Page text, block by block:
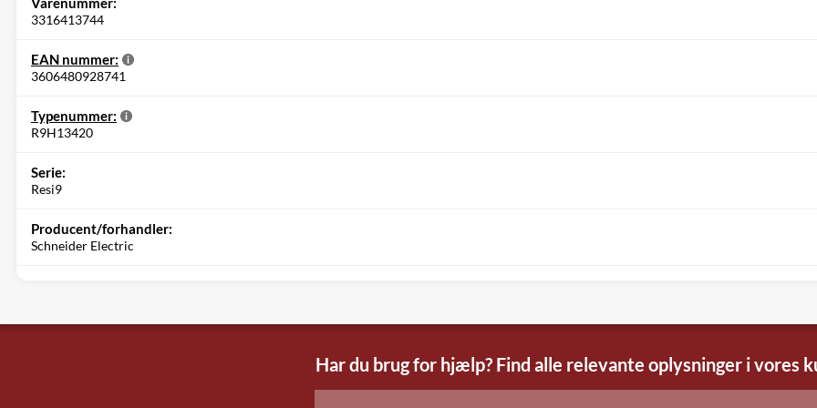
3316413744
EAN nummer:
3606480928741
Typenummer:
R9H13420
Serie:
Resi9
Producent/forhandler:
Schneider Electric
Har du brug for hjælp? Find alle relevante oplysninger i vores